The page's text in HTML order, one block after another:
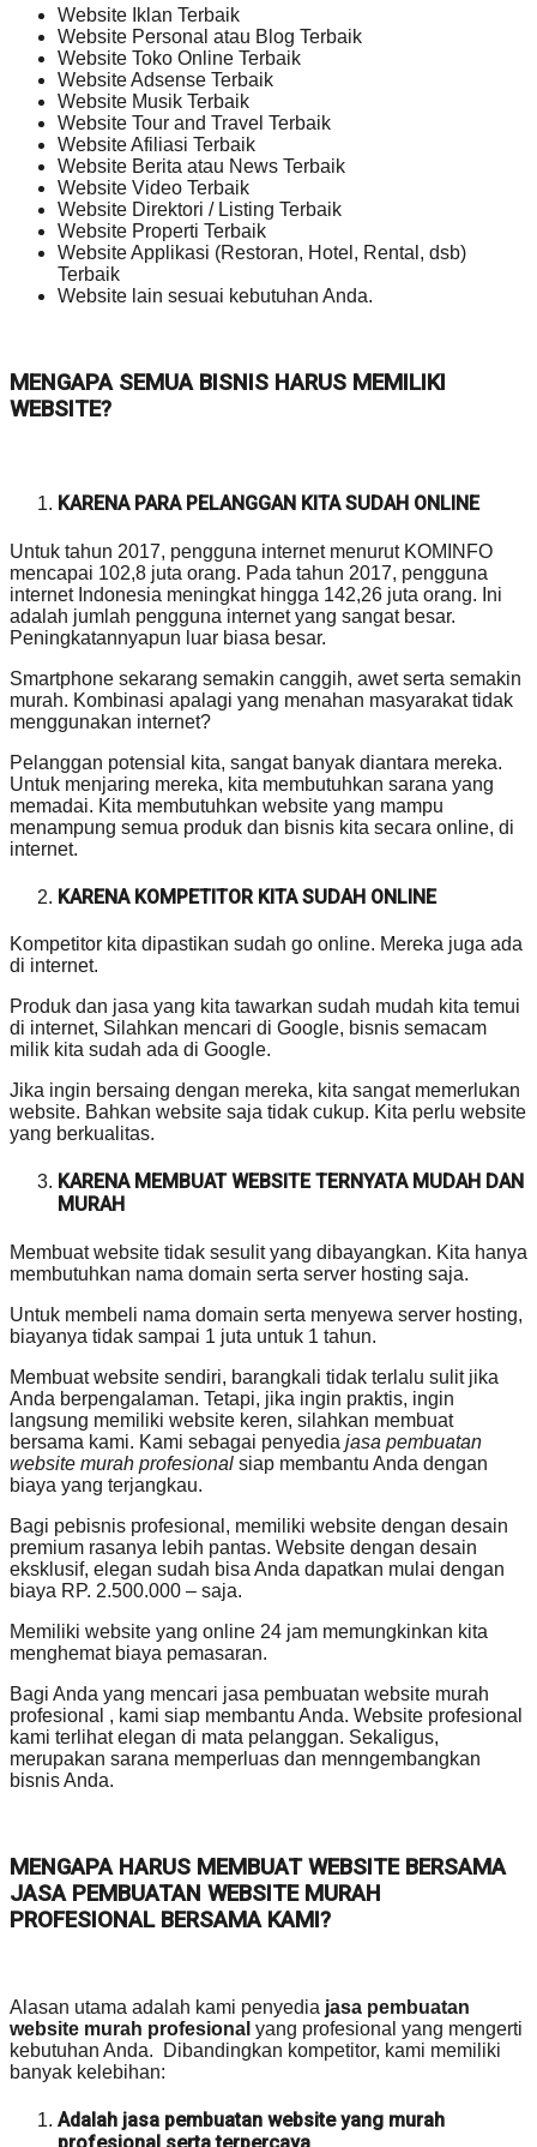
Website Iklan Terbaik
Website Personal atau Blog Terbaik
Website Toko Online Terbaik
Website Adsense Terbaik
Website Musik Terbaik
Website Tour and Travel Terbaik
Website Afiliasi Terbaik
Website Berita atau News Terbaik
Website Video Terbaik
Website Direktori / Listing Terbaik
Website Properti Terbaik
Website Applikasi (Restoran, Hotel, Rental, dsb)
Terbaik
Website lain sesuai kebutuhan Anda.
MENGAPA SEMUA BISNIS HARUS MEMILIKI
WEBSITE?
KARENA PARA PELANGGAN KITA SUDAH ONLINE
Untuk tahun 2017, pengguna internet menurut KOMINFO
mencapai 102,8 juta orang. Pada tahun 2017, pengguna
internet Indonesia meningkat hingga 142,26 juta orang. Ini
adalah jumlah pengguna internet yang sangat besar.
Peningkatannyapun luar biasa besar.
Smartphone sekarang semakin canggih, awet serta semakin
murah. Kombinasi apalagi yang menahan masyarakat tidak
menggunakan internet?
Pelanggan potensial kita, sangat banyak diantara mereka.
Untuk menjaring mereka, kita membutuhkan sarana yang
memadai. Kita membutuhkan website yang mampu
menampung semua produk dan bisnis kita secara online, di
internet.
KARENA KOMPETITOR KITA SUDAH ONLINE
Kompetitor kita dipastikan sudah go online. Mereka juga ada
di internet.
Produk dan jasa yang kita tawarkan sudah mudah kita temui
di internet, Silahkan mencari di Google, bisnis semacam
milik kita sudah ada di Google.
Jika ingin bersaing dengan mereka, kita sangat memerlukan
website. Bahkan website saja tidak cukup. Kita perlu website
yang berkualitas.
KARENA MEMBUAT WEBSITE TERNYATA MUDAH DAN
MURAH
Membuat website tidak sesulit yang dibayangkan. Kita hanya
membutuhkan nama domain serta server hosting saja.
Untuk membeli nama domain serta menyewa server hosting,
biayanya tidak sampai 1 juta untuk 1 tahun.
Membuat website sendiri, barangkali tidak terlalu sulit jika
Anda berpengalaman. Tetapi, jika ingin praktis, ingin
langsung memiliki website keren, silahkan membuat
bersama kami. Kami sebagai penyedia jasa pembuatan
website murah profesional siap membantu Anda dengan
biaya yang terjangkau.
Bagi pebisnis profesional, memiliki website dengan desain
premium rasanya lebih pantas. Website dengan desain
eksklusif, elegan sudah bisa Anda dapatkan mulai dengan
biaya RP. 2.500.000 – saja.
Memiliki website yang online 24 jam memungkinkan kita
menghemat biaya pemasaran.
Bagi Anda yang mencari jasa pembuatan website murah
profesional , kami siap membantu Anda. Website profesional
kami terlihat elegan di mata pelanggan. Sekaligus,
merupakan sarana memperluas dan menngembangkan
bisnis Anda.
MENGAPA HARUS MEMBUAT WEBSITE BERSAMA
JASA PEMBUATAN WEBSITE MURAH
PROFESIONAL BERSAMA KAMI?
Alasan utama adalah kami penyedia jasa pembuatan
website murah profesional yang profesional yang mengerti
kebutuhan Anda. Dibandingkan kompetitor, kami memiliki
banyak kelebihan:
Adalah jasa pembuatan website yang murah